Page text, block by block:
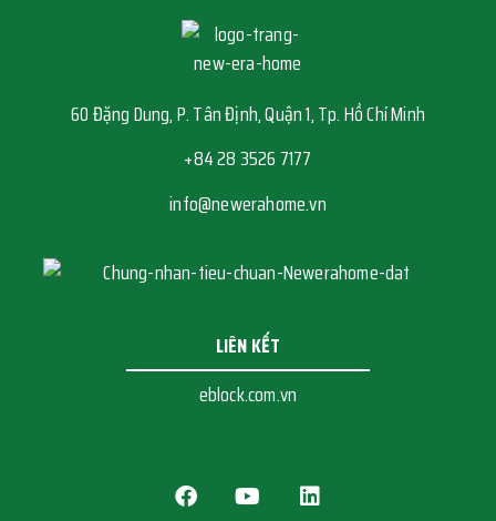
60 Đặng Dung, P. Tân Định, Quận 1, Tp. Hồ Chí Minh
+84 28 3526 7177
info@newerahome.vn
LIÊN KẾT
eblock.com.vn